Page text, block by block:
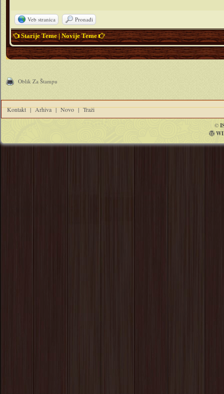
Veb stranica Pronađi
Starije Teme|Novije Teme
Oblik Za Štampu
Kontakt | Arhiva | Novo | Traži
©